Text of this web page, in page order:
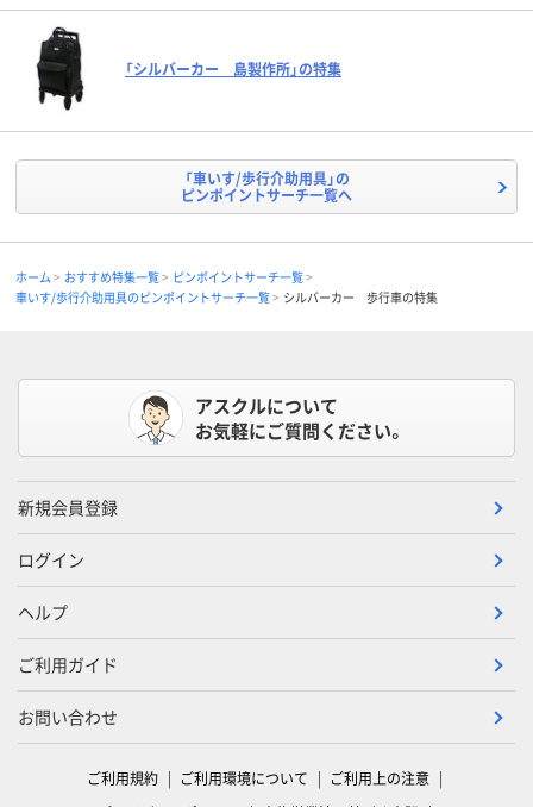
「シルバーカー 島製作所」の特集
「車いす/歩行介助用具」の
ピンポイントサーチ一覧へ
ホーム おすすめ特集一覧
ピンポイントサーチ一覧
車いす/歩行介助用具のピンポイントサーチ一覧
シルバーカー 歩行車の特集
アスクルについて
お気軽にご質問ください。
新規会員登録
ログイン
ヘルプ
ご利用ガイド
お問い合わせ
ご利用規約 ご利用環境について
ご利用上の注意